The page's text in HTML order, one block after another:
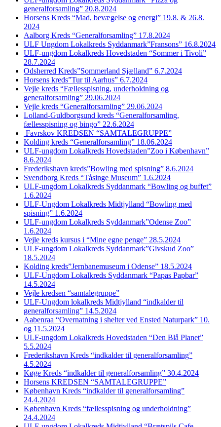
generalforsamling” 20.8.2024
Horsens Kreds “Mad, bevægelse og energi” 19.8. & 26.8.
2024
Aalborg Kreds “Generalforsamling” 17.8.2024
ULF Ungdom Lokalkreds Syddanmark”Fransons” 16.8.2024
ULF-ungdom Lokalkreds Hovedstaden “Sommer i Tivoli”
28.7.2024
Odsherred Kreds”Sommerland Sjælland” 6.7.2024
Horsens kreds”Tur til Aarhus” 6.7.2024
Vejle kreds “Fællesspisning, underholdning og
generalforsamling” 29.06.2024
Vejle kreds “Generalforsamling” 29.06.2024
Lolland-Guldborgsund kreds “Generalforsamling,
fællesspisning og bingo” 22.6.2024
Favrskov KREDSEN “SAMTALEGRUPPE”
Kolding kreds “Generalforsamling” 18.06.2024
ULF-ungdom Lokalkreds Hovedstaden”Zoo i København”
8.6.2024
Frederikshavn kreds”Bowling med spisning” 8.6.2024
Svendborg Kreds “Tåsinge Museum” 1.6.2024
ULF-ungdom Lokalkreds Syddanmark “Bowling og buffet”
1.6.2024
ULF-Ungdom Lokalkreds Midtjylland “Bowling med
spisning” 1.6.2024
ULF-ungdom Lokalkreds Syddanmark”Odense Zoo”
1.6.2024
Vejle kreds kursus i “Mine egne penge” 28.5.2024
ULF-ungdom Lokalkreds Syddanmark”Givskud Zoo”
18.5.2024
Kolding kreds”Jernbanemuseum i Odense” 18.5.2024
ULF-Ungdom Lokalkreds Syddanmark “Papas Papbar”
14.5.2024
Vejle kredsen “samtalegruppe”
ULF-Ungdom lokalkreds Midtjylland “indkalder til
generalforsamling” 14.5.2024
Aabenraa “Overnatning i shelter ved Ensted Naturpark” 10.
og 11.5.2024
ULF-ungdom Lokalkreds Hovedstaden “Den Blå Planet”
5.5.2024
Frederikshavn Kreds “indkalder til generalforsamling”
4.5.2024
Køge Kreds “indkalder til generalforsamling” 30.4.2024
Horsens KREDSEN “SAMTALEGRUPPE”
København Kreds “indkalder til generalforsamling”
24.4.2024
København Kreds “fællesspisning og underholdning”
24.4.2024